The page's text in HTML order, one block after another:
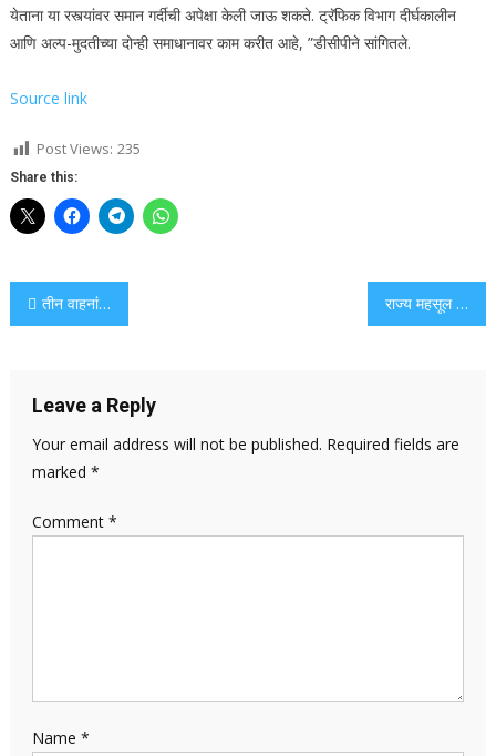
येताना या रस्त्यांवर समान गर्दीची अपेक्षा केली जाऊ शकते. ट्रॅफिक विभाग दीर्घकालीन
आणि अल्प-मुदतीच्या दोन्ही समाधानावर काम करीत आहे, ”डीसीपीने सांगितले.
Source link
Post Views: 235
Share this:
Post
तीन वाहनांची तोडफोड करण्यासाठी त्रिकूट राज्य महसूल विभाग पुणे जिल्हा प्रशासनाला जमीन वाटप डेटा अपलोड करण्यास सांगते
Leave a Reply
Your email address will not be published. Required fields are
marked *
Comment *
Name *